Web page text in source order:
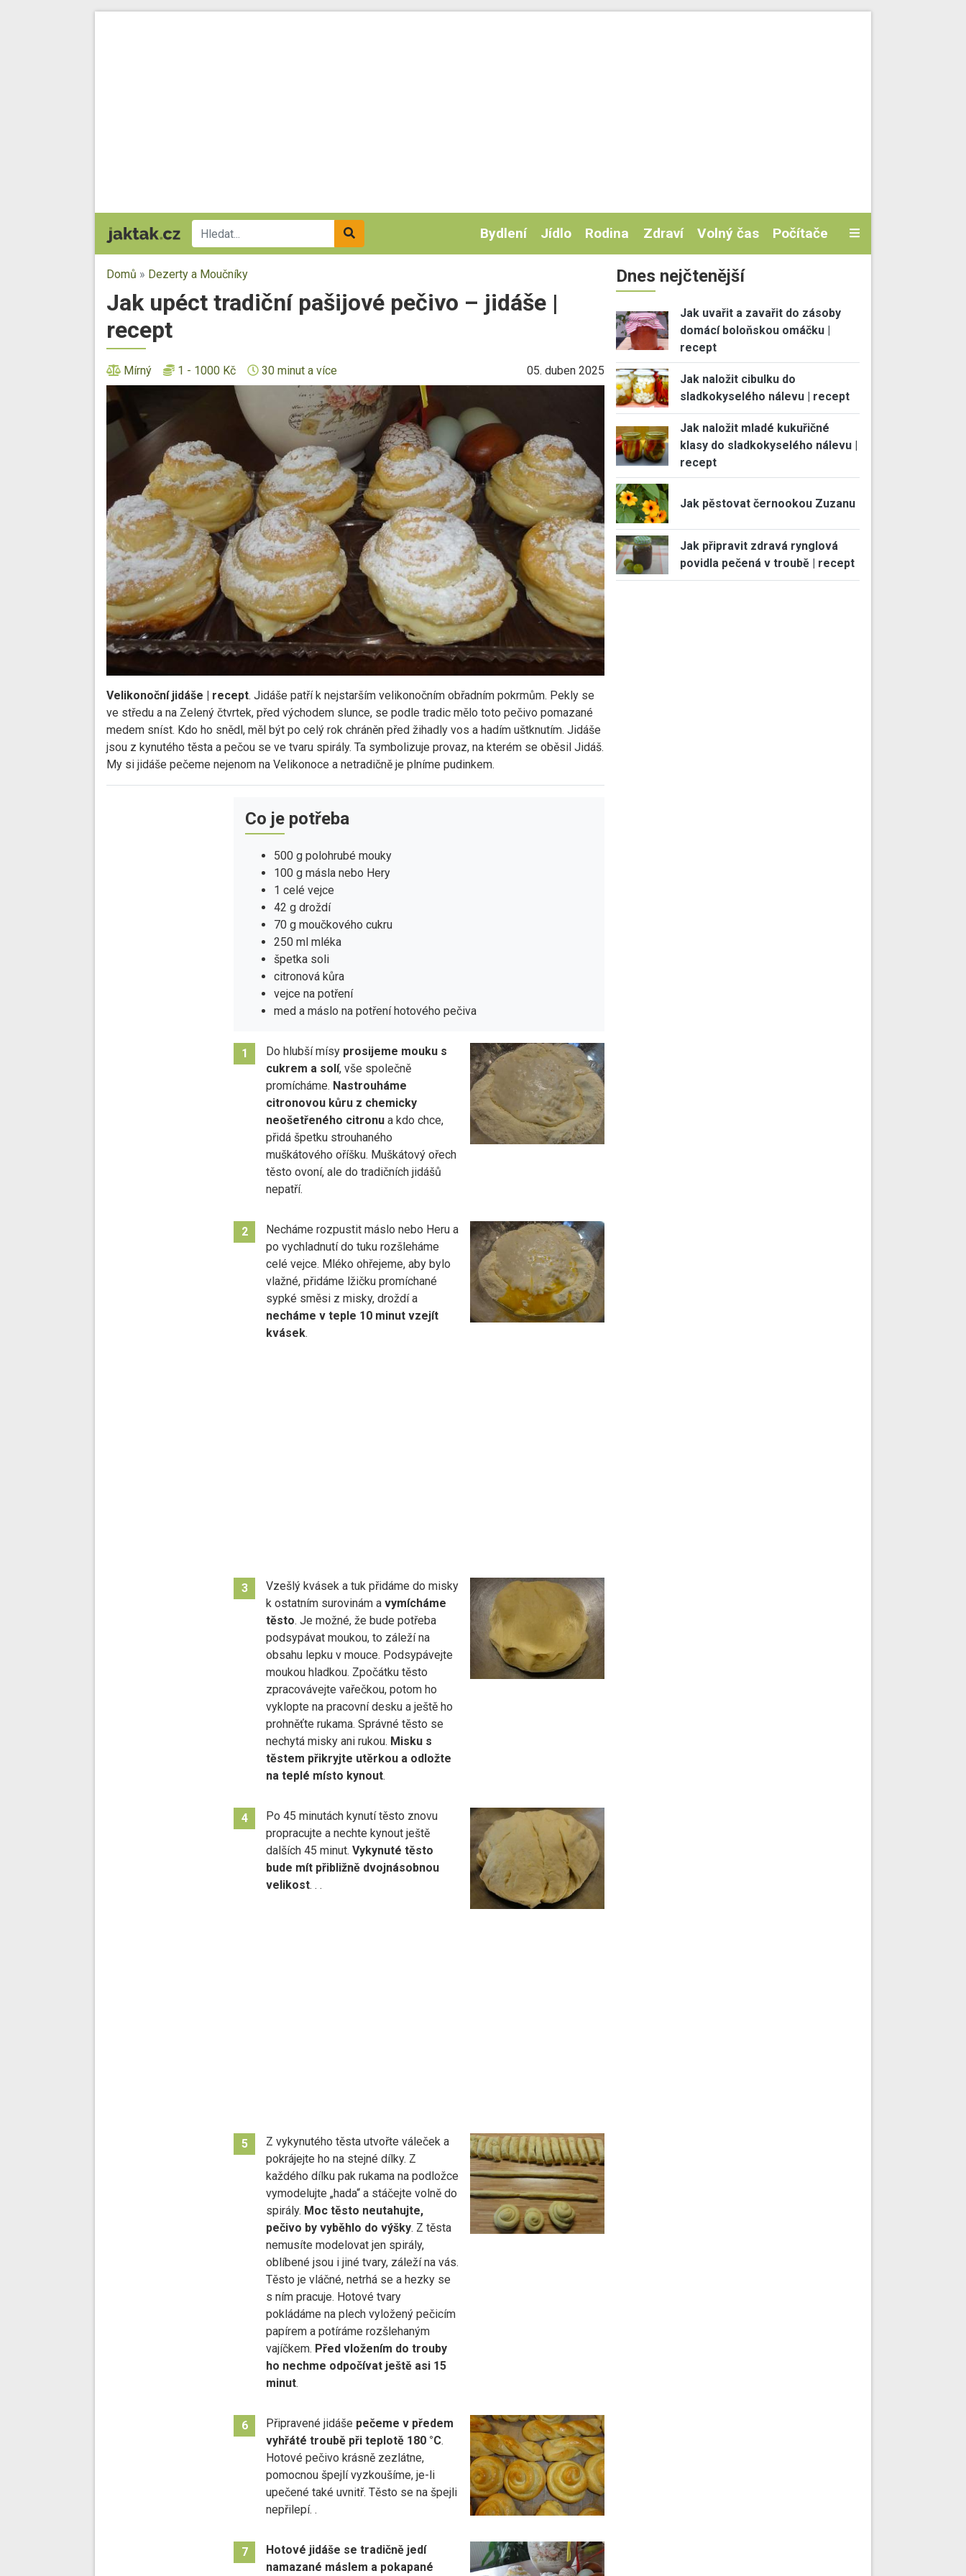
Bydlení Jídlo Rodina Zdraví Volný čas Počítače
Domů » Dezerty a Moučníky
Jak upéct tradiční pašijové pečivo – jidáše |
recept
Mírný 1 - 1000 Kč 30 minut a více 05. duben 2025
Velikonoční jidáše | recept. Jidáše patří k nejstarším velikonočním obřadním pokrmům. Pekly se
ve středu a na Zelený čtvrtek, před východem slunce, se podle tradic mělo toto pečivo pomazané
medem sníst. Kdo ho snědl, měl být po celý rok chráněn před žihadly vos a hadím uštknutím. Jidáše
jsou z kynutého těsta a pečou se ve tvaru spirály. Ta symbolizuje provaz, na kterém se oběsil Jidáš.
My si jidáše pečeme nejenom na Velikonoce a netradičně je plníme pudinkem.
Co je potřeba
500 g polohrubé mouky
100 g másla nebo Hery
1 celé vejce
42 g droždí
70 g moučkového cukru
250 ml mléka
špetka soli
citronová kůra
vejce na potření
med a máslo na potření hotového pečiva
1 Do hlubší mísy prosijeme mouku s
cukrem a solí, vše společně
promícháme. Nastrouháme
citronovou kůru z chemicky
neošetřeného citronua kdo chce,
přidá špetku strouhaného
muškátového oříšku. Muškátový ořech
těsto ovoní, ale do tradičních jidášů
nepatří.
2
Necháme rozpustit máslo nebo Heru a
po vychladnutí do tuku rozšleháme
celé vejce. Mléko ohřejeme, aby bylo
vlažné, přidáme lžičku promíchané
sypké směsi z misky, droždí a
necháme v teple 10 minut vzejít
kvásek.
3
Vzešlý kvásek a tuk přidáme do misky
k ostatním surovinám a vymícháme
těsto. Je možné, že bude potřeba
podsypávat moukou, to záleží na
obsahu lepku v mouce. Podsypávejte
moukou hladkou. Zpočátku těsto
zpracovávejte vařečkou, potom ho
vyklopte na pracovní desku a ještě ho
prohněťte rukama. Správné těsto se
nechytá misky ani rukou. Misku s
těstem přikryjte utěrkou a odložte
na teplé místo kynout.
4
Po 45 minutách kynutí těsto znovu
propracujte a nechte kynout ještě
dalších 45 minut. Vykynuté těsto
bude mít přibližně dvojnásobnou
velikost. . .
5
Z vykynutého těsta utvořte váleček a
pokrájejte ho na stejné dílky. Z
každého dílku pak rukama na podložce
vymodelujte „hada“ a stáčejte volně do
spirály. Moc těsto neutahujte,
pečivo by vyběhlo do výšky. Z těsta
nemusíte modelovat jen spirály,
oblíbené jsou i jiné tvary, záleží na vás.
Těsto je vláčné, netrhá se a hezky se
s ním pracuje. Hotové tvary
pokládáme na plech vyložený pečicím
papírem a potíráme rozšlehaným
vajíčkem. Před vložením do trouby
ho nechme odpočívat ještě asi 15
minut.
6 Připravené jidáše pečeme v předem
vyhřáté troubě při teplotě 180 °C.
Hotové pečivo krásně zezlátne,
pomocnou špejlí vyzkoušíme, je-li
upečené také uvnitř. Těsto se na špejli
nepřilepí. .
7
Hotové jidáše se tradičně jedí
namazané máslem a pokapané
Dnes nejčtenější
Jak uvařit a zavařit do zásoby
domácí boloňskou omáčku |
recept
Jak naložit cibulku do
sladkokyselého nálevu | recept
Jak naložit mladé kukuřičné
klasy do sladkokyselého nálevu |
recept
Jak pěstovat černookou Zuzanu
Jak připravit zdravá rynglová
povidla pečená v troubě | recept